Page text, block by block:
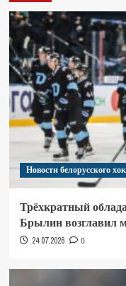
Новости белорусского
Трёхкратный
Брылин возглавил
24.07.2026 0